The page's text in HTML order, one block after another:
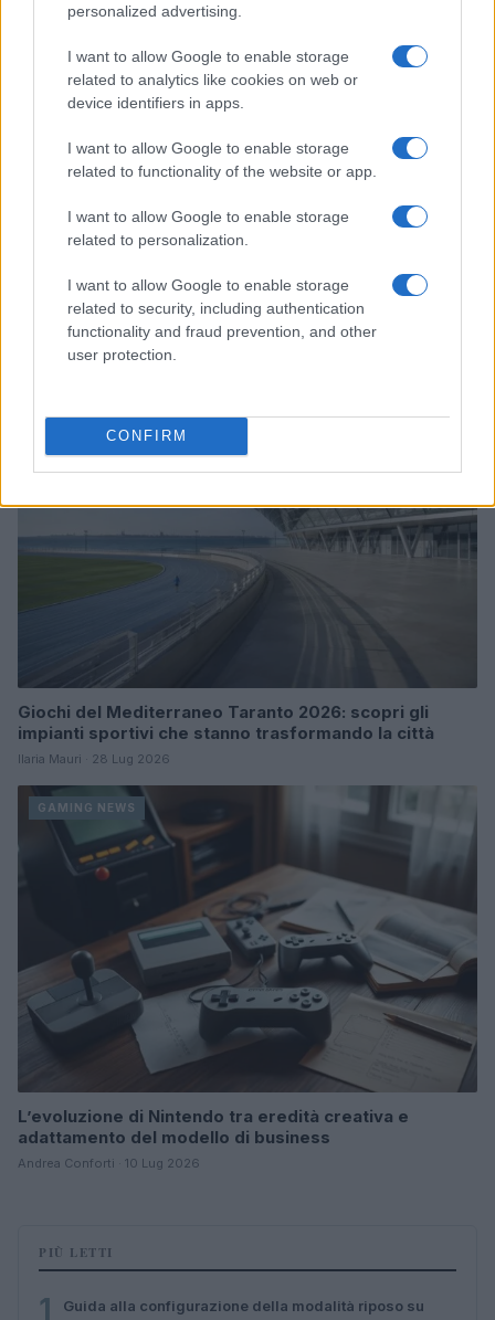
personalized advertising.
I want to allow Google to enable storage
related to analytics like cookies on web or
device identifiers in apps.
I want to allow Google to enable storage
related to functionality of the website or app.
I want to allow Google to enable storage
related to personalization.
I want to allow Google to enable storage
related to security, including authentication
functionality and fraud prevention, and other
user protection.
CONFIRM
William, Kate e i principini in Scozia per i giochi del
Commonwealth: tutti i dettagli
Francesca Lombardi · 2 Ago 2026
Giochi del Mediterraneo Taranto 2026: scopri gli
impianti sportivi che stanno trasformando la città
Ilaria Mauri · 28 Lug 2026
GAMING NEWS
L’evoluzione di Nintendo tra eredità creativa e
adattamento del modello di business
Andrea Conforti · 10 Lug 2026
PIÙ LETTI
1
Guida alla configurazione della modalità riposo su